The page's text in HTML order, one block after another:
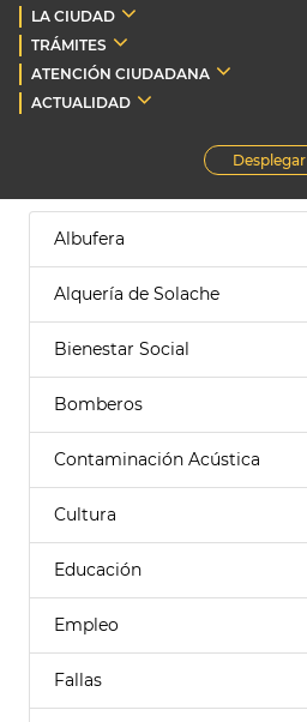
LA CIUDAD
TRÁMITES
ATENCIÓN CIUDADANA
ACTUALIDAD
Desplegar
Albufera
Alquería de Solache
Bienestar Social
Bomberos
Contaminación Acústica
Cultura
Educación
Empleo
Fallas